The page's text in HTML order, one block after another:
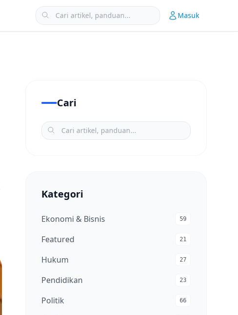
Masuk
Cari
Kategori
Ekonomi & Bisnis 59
Featured 21
Hukum 27
Pendidikan 23
Politik 66